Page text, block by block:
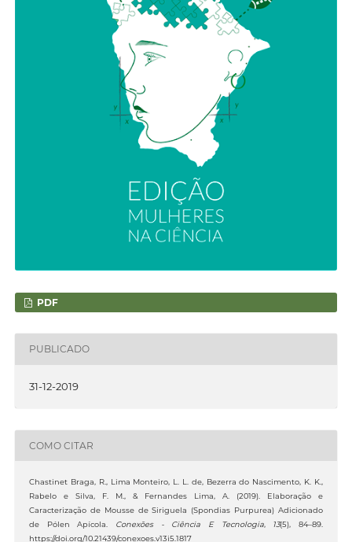
PDF
PUBLICADO
31-12-2019
COMO CITAR
Chastinet Braga, R., Lima Monteiro, L. L. de, Bezerra do Nascimento, K. K.,
Rabelo e Silva, F. M., & Fernandes Lima, A. (2019). Elaboração e
Caracterização de Mousse de Siriguela (Spondias Purpurea) Adicionado
de Pólen Apícola. Conexões - Ciência E Tecnologia, 13(5), 84–89.
https://doi.org/10.21439/conexoes.v13i5.1817